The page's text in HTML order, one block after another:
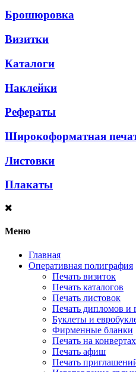
Брошюровка
Визитки
Каталоги
Наклейки
Рефераты
Широкоформатная
Листовки
Плакаты
Меню
Главная
Оперативная полиграфия
Печать визиток
Печать каталогов
Печать листовок
Печать дипломов и
Буклеты и
Фирменные бланки
Печать на конвертах
Печать афиш
Печать